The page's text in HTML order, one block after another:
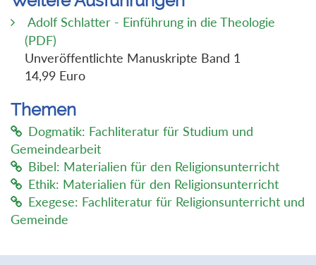
Adolf Schlatter - Einführung in die Theologie
(PDF)
Unveröffentlichte Manuskripte Band 1
14,99 Euro
Themen
Dogmatik: Fachliteratur für Studium und
Gemeindearbeit
Bibel: Materialien für den Religionsunterricht
Ethik: Materialien für den Religionsunterricht
Exegese: Fachliteratur für Religionsunterricht und
Gemeinde